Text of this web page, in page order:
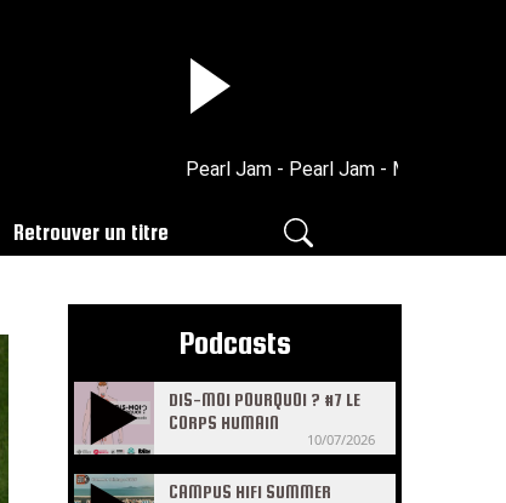
Pearl Jam - Pearl Jam - MTV
Retrouver un titre
Podcasts
DIS-MOI POURQUOI ? #7 LE
CORPS HUMAIN
10/07/2026
CAMPUS HIFI SUMMER